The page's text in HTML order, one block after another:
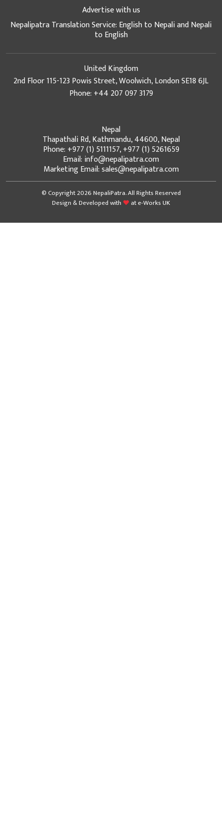
Advertise with us
Nepalipatra Translation Service: English to Nepali and Nepali
to English
United Kingdom
2nd Floor 115-123 Powis Street, Woolwich, London SE18 6JL
Phone: +44 207 097 3179
Nepal
Thapathali Rd, Kathmandu, 44600, Nepal
Phone: +977 (1) 5111157, +977 (1) 5261659
Email: info@nepalipatra.com
Marketing Email: sales@nepalipatra.com
© Copyright 2026 NepaliPatra. All Rights Reserved
Design & Developed with
ate-Works UK